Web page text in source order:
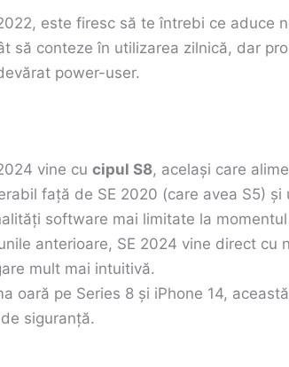
este firesc să te întrebi ce aduce
să conteze în utilizarea zilnică, dar
power-user.
vine cu cipul S8, același care
față de SE 2020 (care avea S5)
software mai limitate la
anterioare, SE 2024 vine direct cu
mult mai intuitivă.
oară pe Series 8 și iPhone 14,
siguranță.